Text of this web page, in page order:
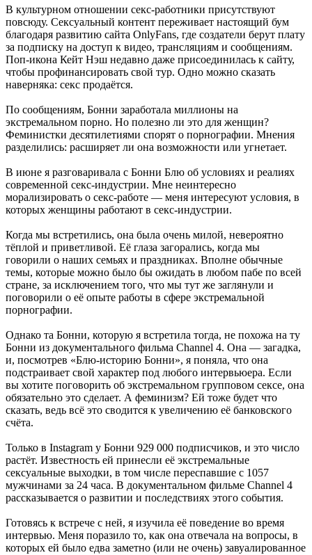
В культурном отношении секс-работники присутствуют
повсюду. Сексуальный контент переживает настоящий бум
благодаря развитию сайта OnlyFans, где создатели берут плату
за подписку на доступ к видео, трансляциям и сообщениям.
Поп-икона Кейт Нэш недавно даже присоединилась к сайту,
чтобы профинансировать свой тур. Одно можно сказать
наверняка: секс продаётся.
По сообщениям, Бонни заработала миллионы на
экстремальном порно. Но полезно ли это для женщин?
Феминистки десятилетиями спорят о порнографии. Мнения
разделились: расширяет ли она возможности или угнетает.
В июне я разговаривала с Бонни Блю об условиях и реалиях
современной секс-индустрии. Мне неинтересно
морализировать о секс-работе — меня интересуют условия, в
которых женщины работают в секс-индустрии.
Когда мы встретились, она была очень милой, невероятно
тёплой и приветливой. Её глаза загорались, когда мы
говорили о наших семьях и праздниках. Вполне обычные
темы, которые можно было бы ожидать в любом пабе по всей
стране, за исключением того, что мы тут же заглянули и
поговорили о её опыте работы в сфере экстремальной
порнографии.
Однако та Бонни, которую я встретила тогда, не похожа на ту
Бонни из документального фильма Channel 4. Она — загадка,
и, посмотрев «Блю-историю Бонни», я поняла, что она
подстраивает свой характер под любого интервьюера. Если
вы хотите поговорить об экстремальном групповом сексе, она
обязательно это сделает. А феминизм? Ей тоже будет что
сказать, ведь всё это сводится к увеличению её банковского
счёта.
Только в Instagram у Бонни 929 000 подписчиков, и это число
растёт. Известность ей принесли её экстремальные
сексуальные выходки, в том числе переспавшие с 1057
мужчинами за 24 часа. В документальном фильме Channel 4
рассказывается о развитии и последствиях этого события.
Готовясь к встрече с ней, я изучила её поведение во время
интервью. Меня поразило то, как она отвечала на вопросы, в
которых ей было едва заметно (или не очень) завуалированное